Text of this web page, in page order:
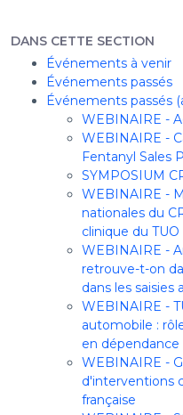
DANS CETTE SECTION
Événements à venir
Événements passés
Événements passés
WEBINAIRE -
WEBINAIRE -
Fentanyl Sales
SYMPOSIUM
WEBINAIRE -
nationales du
clinique du TUO
WEBINAIRE -
retrouve-t-on
dans les saisies
WEBINAIRE -
automobile :
en dépendance
WEBINAIRE -
d'interventions
française